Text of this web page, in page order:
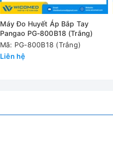
Máy Đo Huyết Áp Bắp Tay
Pangao PG-800B18 (Trắng)
Mã: PG-800B18 (Trắng)
Liên hệ